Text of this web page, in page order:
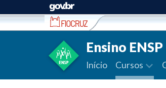
Ir para conteúdo
Ensino ENSP
Início Cursos